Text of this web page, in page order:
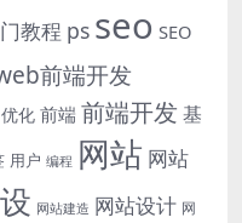
教程 ps seo SEO
前端开发
化 前端 前端开发 基
用户 编程 网站 网站
网站建造 网站设计 网